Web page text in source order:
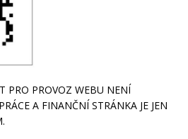
PROVOZ WEBU NENÍ
A FINANČNÍ STRÁNKA JE JEN